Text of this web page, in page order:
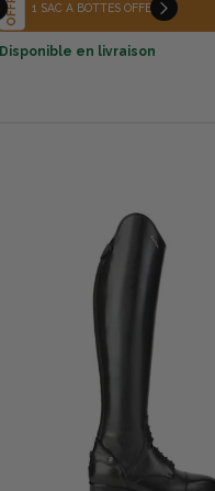
OFFRE 1 SAC À BOTTES OFFERT
Disponible en livraison